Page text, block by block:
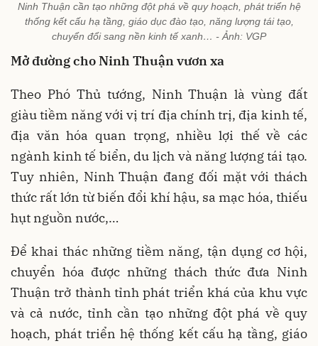
Ninh Thuận cần tạo những đột phá về quy hoạch, phát triển hệ
thống kết cấu hạ tầng, giáo dục đào tạo, năng lượng tái tạo,
chuyển đổi sang nền kinh tế xanh… - Ảnh: VGP
Mở đường cho Ninh Thuận vươn xa
Theo Phó Thủ tướng, Ninh Thuận là vùng đất
giàu tiềm năng với vị trí địa chính trị, địa kinh tế,
địa văn hóa quan trọng, nhiều lợi thế về các
ngành kinh tế biển, du lịch và năng lượng tái tạo.
Tuy nhiên, Ninh Thuận đang đối mặt với thách
thức rất lớn từ biến đổi khí hậu, sa mạc hóa, thiếu
hụt nguồn nước,…
Để khai thác những tiềm năng, tận dụng cơ hội,
chuyển hóa được những thách thức đưa Ninh
Thuận trở thành tỉnh phát triển khá của khu vực
và cả nước, tỉnh cần tạo những đột phá về quy
hoạch, phát triển hệ thống kết cấu hạ tầng, giáo